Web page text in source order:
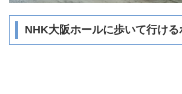
NHK大阪ホールに歩いて行ける